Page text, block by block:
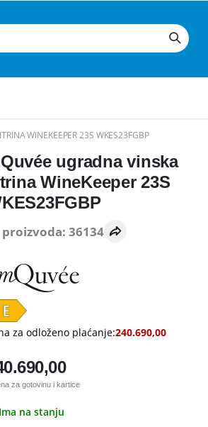
WINEKEEPER 23S WKES23FGBP
ugradna vinska
WineKeeper 23S
proizvoda: 36134
za odloženo plaćanje:240.690,00
za gotovinu i kartice
Ima na stanju